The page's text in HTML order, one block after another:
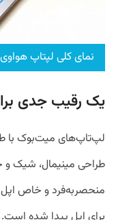
نمای کلی لپتاپ
یک رقیب جدی
لپ‌تاپ‌های میت‌بوک با
طراحی مینیمال، شیک و
منحصربه‌فرد و خاص اپل
برای اپل پیدا شده است.